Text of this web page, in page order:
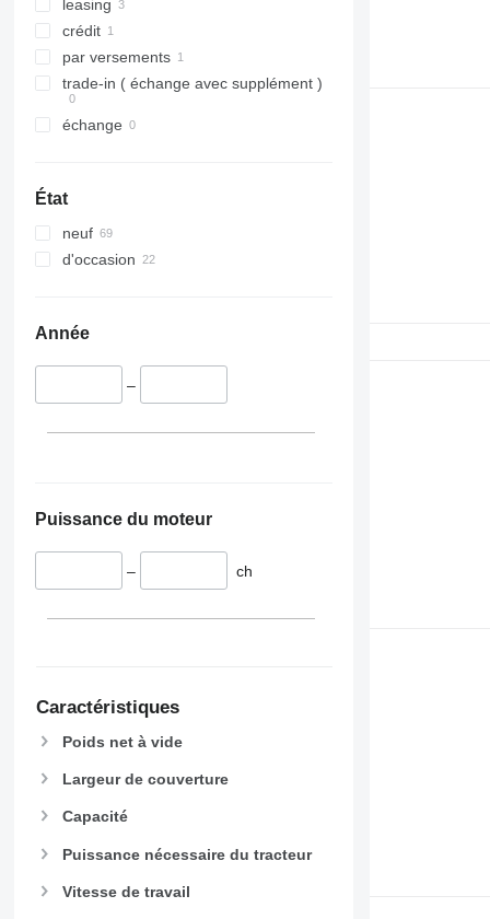
leasing
crédit
par versements
trade-in ( échange avec supplément )
échange
État
neuf
d'occasion
Année
–
Puissance du moteur
– ch
Caractéristiques
Poids net à vide
Largeur de couverture
Capacité
Puissance nécessaire du tracteur
Vitesse de travail